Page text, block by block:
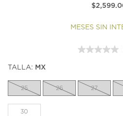
MESES SIN
TALLA: MX
25 26 27
30